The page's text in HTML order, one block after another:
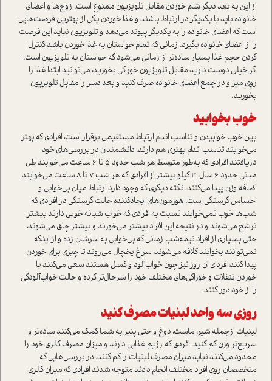
از این به بعد دیگر شام خوردن مقابل تلویزیون ممنوع است. زوج‌ها و اعضای
خانواده باید با یکدیگر در ارتباط باشند و غذا خوردن یکی از بهترین فرصت‌هایی
است که اعضای خانواده را به یکدیگر پیوند می‌دهد و تلویزیون نباید این فرصت
را از اعضای خانواده بگیرد. زمانی که تمام حواستان به غذا خوردن باشد کنترل
کردن حجم غذا بسیار ساده‌تر از زمانی می‌شود که حواستان به تلویزیون است.
اگر خیلی دوست دارید مقابل تلویزیون خوراکی بخورید، می‌توانید ابتدا غذا را
روی میز و در جمع اعضای خانواده صرف کنید و بعد دسر را مقابل تلویزیون
بخورید.
خوب بخوابید
بین خوب خوابیدن و تناسب اندام ارتباط مستقیمی ‌برقرار است، افرادی که بهتر
می‌خوابند تناسب اندام بهتری هم دارند. دانشمندان در بررسی‌های خود
دریافتند افرادی که به‌طور متوسط هر شب حدود 5 تا 6 ساعت می‌خوابند طي
مدتی حدود 6 سال، 3 کیلو بیشتر از افرادی که هر شب 7 تا 8 ساعت می‌خوابند
اضافه وزن پیدا می‌کنند. نکته دیگری که وجود دارد ارتباط میان بی‌خوابی و
احساس گرسنگی است. هورمون‌های ایجاد‌کننده حالت گرسنگی در افرادی که
شب‌ها خوب نمی‌خوابند نسبت به افرادی که خواب شبانه خوبی دارند بیشتر
ترشح می‌شوند و در نتیجه این افراد بیشتر می‌خورند و بیشتر چاق می‌شوند،
حتی بسیاری از افراد نیمه‌شب زمانی که بی‌خوابی به سرشان زده و از اینکه
نمی‌توانند بخوابند کلافه می‌شوند، سراغ یخچال می‌روند تا چیزی برای خوردن
پیدا کنند، فردای آن روز نیز چون خواب‌آلود و کسل هستند سعی می‌کنند با
خوردن تنقلات و خوراکی‌های مختلف خود را سرحال‌تر کرده و حالت خواب‌آلودگی
را از خود دور کنند.
روزی سه واحد لبنیات مصرف کنید
لبنیات از‌جمله شیر، ماست، دوغ و حتی پنیر به شما کمک می‌کنند ساده‌تر و
سریع‌تر وزن کم کنید. افردی که رژیم غذایی دارند و میزان مصرف کالری خود را
محدود می‌کنند نباید میزان مصرف لبنيات را کم کنند. در بررسی‌هایی که
متخصصان روی افراد مختلف انجام دادند متوجه شدند افرادی که میزان کالری